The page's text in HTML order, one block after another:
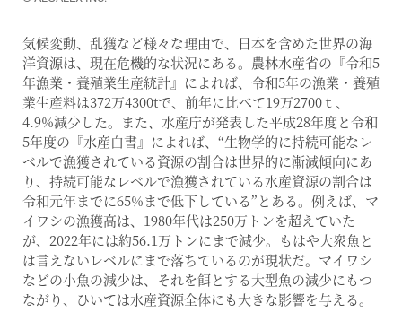
気候変動、乱獲など様々な理由で、日本を含めた世界の海
洋資源は、現在危機的な状況にある。農林水産省の『令和5
年漁業・養殖業生産統計』によれば、令和5年の漁業・養殖
業生産料は372万4300tで、前年に比べて19万2700ｔ、
4.9%減少した。また、水産庁が発表した平成28年度と令和
5年度の『水産白書』によれば、“生物学的に持続可能なレ
ベルで漁獲されている資源の割合は世界的に漸減傾向にあ
り、持続可能なレベルで漁獲されている水産資源の割合は
令和元年までに65%まで低下している”とある。例えば、マ
イワシの漁獲高は、1980年代は250万トンを超えていた
が、2022年には約56.1万トンにまで減少。もはや大衆魚と
は言えないレベルにまで落ちているのが現状だ。マイワシ
などの小魚の減少は、それを餌とする大型魚の減少にもつ
ながり、ひいては水産資源全体にも大きな影響を与える。